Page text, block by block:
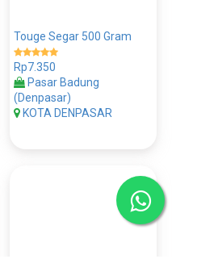
Touge Segar 500 Gram
Rp7.350
Pasar Badung
(Denpasar)
KOTA DENPASAR